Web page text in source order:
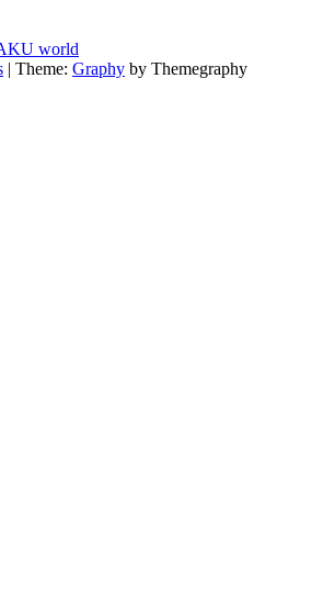
world
| Theme: Graphy by Themegraphy